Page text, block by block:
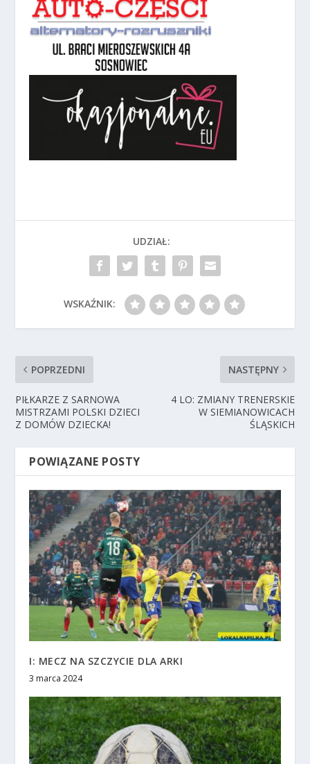
UDZIAŁ:
WSKAŹNIK:
POPRZEDNI
PIŁKARZE Z SARNOWA
MISTRZAMI POLSKI DZIECI
Z DOMÓW DZIECKA!
NASTĘPNY
4 LO: ZMIANY TRENERSKIE
W SIEMIANOWICACH
ŚLĄSKICH
POWIĄZANE POSTY
I: MECZ NA SZCZYCIE DLA ARKI
3 marca 2024